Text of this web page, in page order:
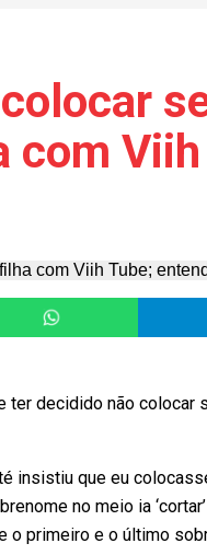
com Viih
decidido não colocar
insistiu que eu
no meio ia
o primeiro e o último